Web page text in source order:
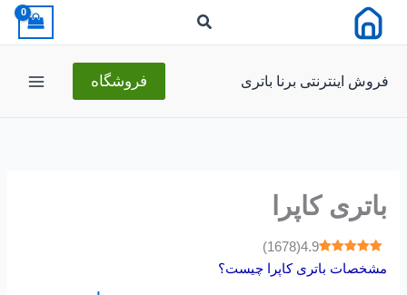
فروش اینترنتی برنا باتری فروشگاه
باتری کاپرا
4.9
(
1678
)
مشخصات باتری کاپرا
چیست؟